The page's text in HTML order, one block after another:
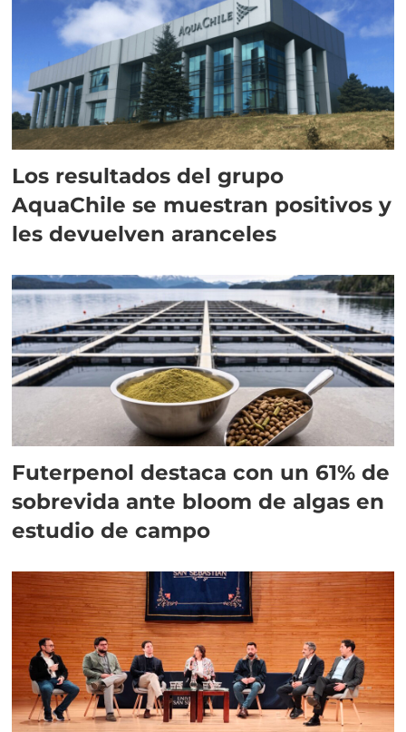
Los resultados del grupo
AquaChile se muestran positivos y
les devuelven aranceles
Futerpenol destaca con un 61% de
sobrevida ante bloom de algas en
estudio de campo